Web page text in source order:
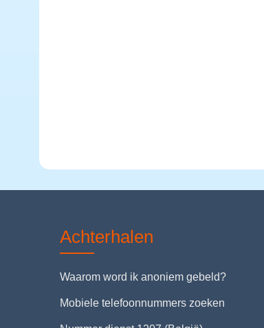
Achterhalen
Waarom word ik anoniem gebeld?
Mobiele telefoonnummers zoeken